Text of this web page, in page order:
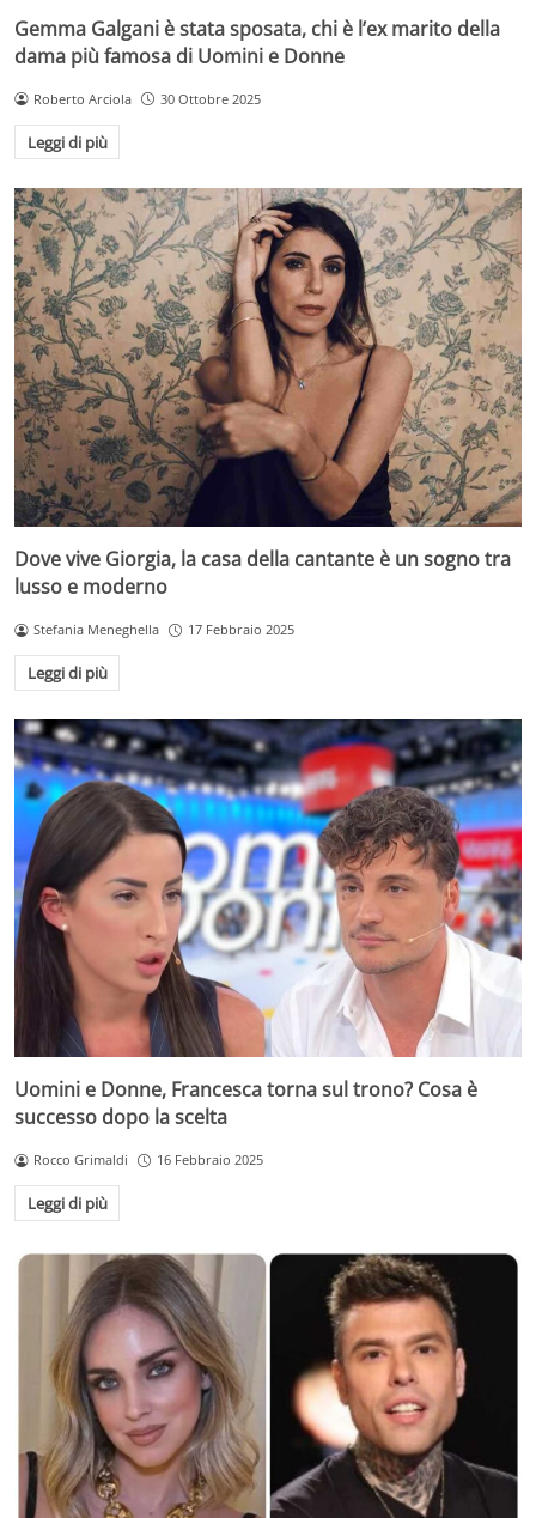
Gemma Galgani è stata sposata, chi è l’ex marito della
dama più famosa di Uomini e Donne
Roberto Arciola 30 Ottobre 2025
Leggi di più
Dove vive Giorgia, la casa della cantante è un sogno tra
lusso e moderno
Stefania Meneghella 17 Febbraio 2025
Leggi di più
Uomini e Donne, Francesca torna sul trono? Cosa è
successo dopo la scelta
Rocco Grimaldi 16 Febbraio 2025
Leggi di più